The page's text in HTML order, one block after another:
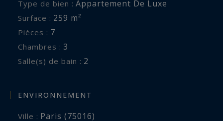
Type de bien : Appartement De Luxe
Surface : 259 m²
Pièces : 7
Chambres : 3
Salle(s) de bain : 2
ENVIRONNEMENT
Ville : Paris (75016)